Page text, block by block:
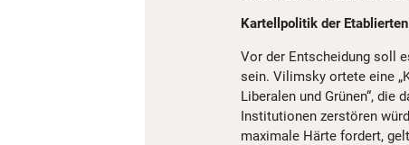
Kartellpolitik der
Vor der Entscheidung soll
sein. Vilimsky ortete eine
Liberalen und Grünen“, die
Institutionen zerstören
maximale Härte fordert,